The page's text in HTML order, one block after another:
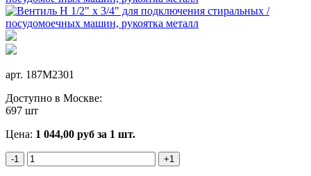
арт. 187M2301
Доступно в Москве:
697 шт
Цена: 1 044,00 руб за 1 шт.
-1 +1